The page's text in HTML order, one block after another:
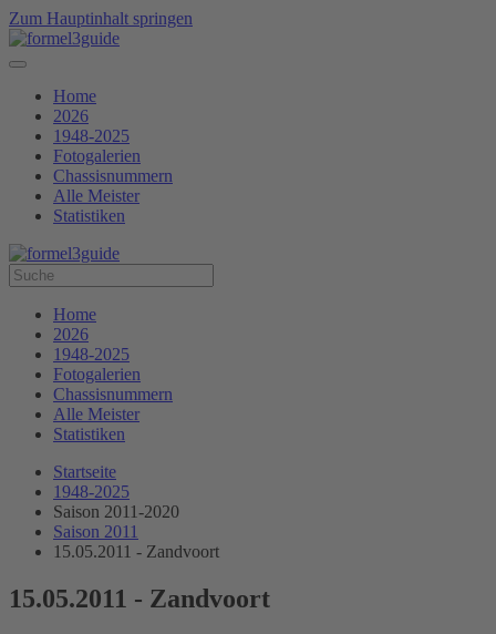
Zum Hauptinhalt springen
Home
2026
1948-2025
Fotogalerien
Chassisnummern
Alle Meister
Statistiken
Home
2026
1948-2025
Fotogalerien
Chassisnummern
Alle Meister
Statistiken
Startseite
1948-2025
Saison 2011-2020
Saison 2011
15.05.2011 - Zandvoort
15.05.2011 - Zandvoort